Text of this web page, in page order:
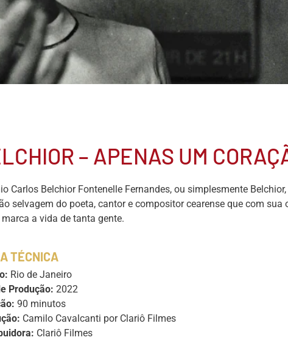
– APENAS UM
Carlos Belchior Fontenelle Fernandes, ou simplesmente
selvagem do poeta, cantor e compositor cearense que com
a vida de tanta gente.
TÉCNICA
Rio de Janeiro
Produção: 2022
90 minutos
Camilo Cavalcanti por Clariô Filmes
Clariô Filmes